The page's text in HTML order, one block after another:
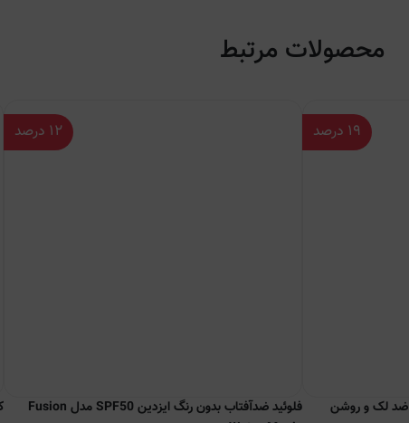
محصولات مرتبط
۱۹ درصد
ضد آفتاب تون آپ سنتلا اسکین 1004 ضد لک و روشن
۱۲ درصد
فلوئید ضدآفتاب بدون رنگ ایزدین SPF50 مدل Fusion